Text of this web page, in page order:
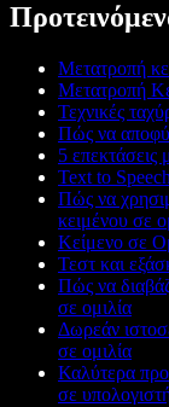
Μετατροπή
Μετατροπή
Τεχνικές
Πώς να
5 επεκτάσεις
Text to
Πώς να
κειμένου σε
Κείμενο σε
Τεστ και
Πώς να
σε ομιλία
Δωρεάν
σε ομιλία
Καλύτερα
σε